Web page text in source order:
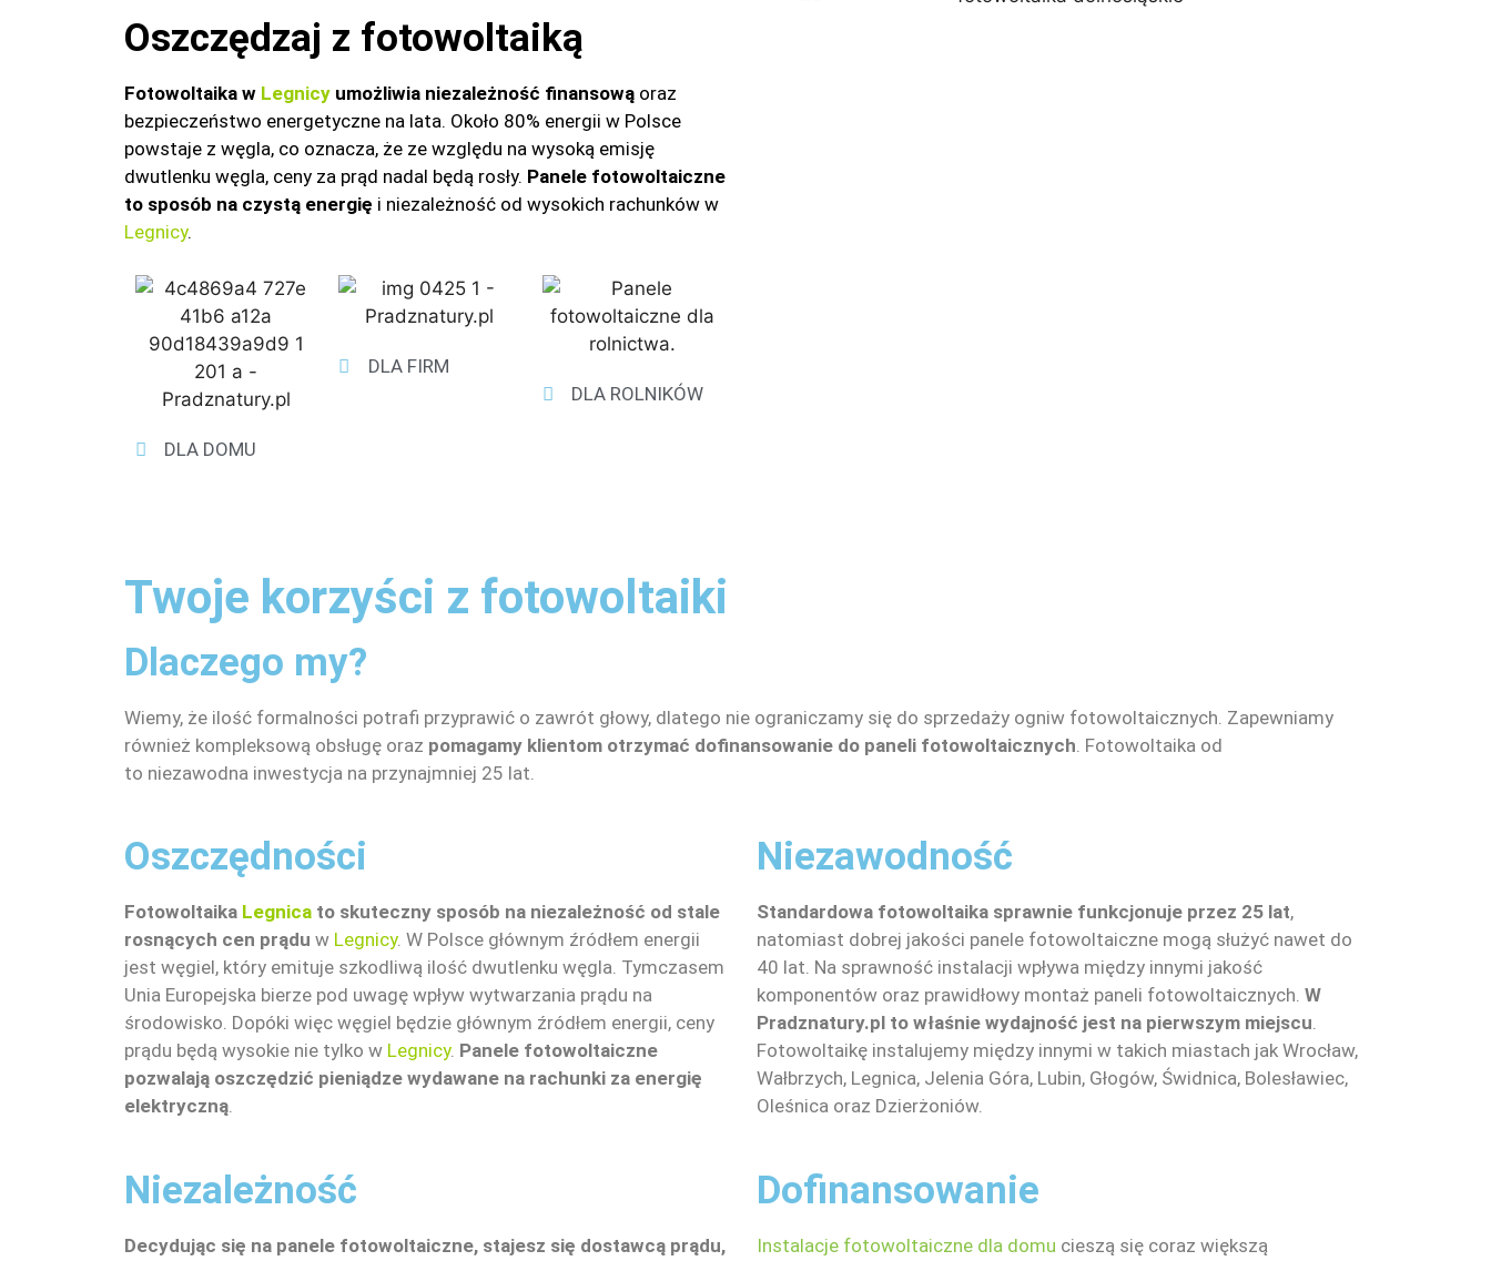
Oszczędzaj z fotowoltaiką
Fotowoltaika w Legnicy umożliwia niezależność finansową oraz
bezpieczeństwo energetyczne na lata. Około 80% energii w Polsce
powstaje z węgla, co oznacza, że ze względu na wysoką emisję
dwutlenku węgla, ceny za prąd nadal będą rosły. Panele fotowoltaiczne
to sposób na czystą energię i niezależność od wysokich rachunków w
Legnicy.
DLA DOMU
DLA FIRM
DLA ROLNIKÓW
Twoje korzyści z fotowoltaiki
Dlaczego my?
Wiemy, że ilość formalności potrafi przyprawić o zawrót głowy, dlatego nie ograniczamy się do sprzedaży ogniw fotowoltaicznych. Zapewniamy
również kompleksową obsługę oraz pomagamy klientom otrzymać dofinansowanie do paneli fotowoltaicznych . Fotowoltaika od
to niezawodna inwestycja na przynajmniej 25 lat.
Oszczędności
Fotowoltaika Legnica to skuteczny sposób na niezależność od stale
rosnących cen prądu w Legnicy. W Polsce głównym źródłem energii
jest węgiel, który emituje szkodliwą ilość dwutlenku węgla. Tymczasem
Unia Europejska bierze pod uwagę wpływ wytwarzania prądu na
środowisko. Dopóki więc węgiel będzie głównym źródłem energii, ceny
prądu będą wysokie nie tylko w Legnicy. Panele fotowoltaiczne
pozwalają oszczędzić pieniądze wydawane na rachunki za energię
elektryczną.
Niezawodność
Standardowa fotowoltaika sprawnie funkcjonuje przez 25 lat,
natomiast dobrej jakości panele fotowoltaiczne mogą służyć nawet do
40 lat. Na sprawność instalacji wpływa między innymi jakość
komponentów oraz prawidłowy montaż paneli fotowoltaicznych. W
Pradznatury.pl to właśnie wydajność jest na pierwszym miejscu.
Fotowoltaikę instalujemy między innymi w takich miastach jak Wrocław,
Wałbrzych, Legnica, Jelenia Góra, Lubin, Głogów, Świdnica, Bolesławiec,
Oleśnica oraz Dzierżoniów.
Niezależność
Decydując się na panele fotowoltaiczne, stajesz się dostawcą prądu,
Dofinansowanie
Instalacje fotowoltaiczne dla domu cieszą się coraz większą